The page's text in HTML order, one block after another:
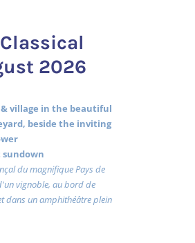
2026
village in the beautiful
beside the inviting
du magnifique Pays de
vignoble, au bord de
dans un amphithéâtre plein